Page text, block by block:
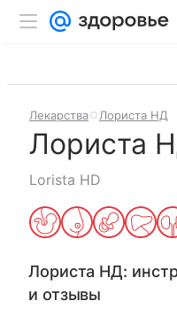
Лекарства Лориста НД
Лориста
Lorista HD
Лориста НД:
и отзывы